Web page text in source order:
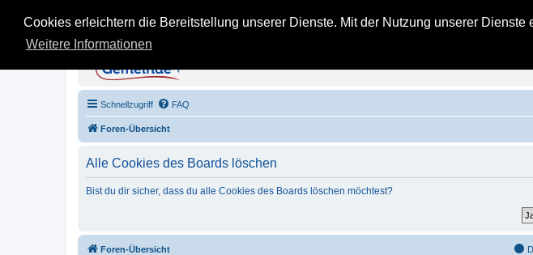
Cookies erleichtern die Bereitstellung unserer Dienste. Mit der Nutzung unserer
Weitere Informationen
Schnellzugriff FAQ
Foren-Übersicht
Alle Cookies des Boards löschen
Bist du dir sicher, dass du alle Cookies des Boards löschen möchtest?
Foren-Übersicht